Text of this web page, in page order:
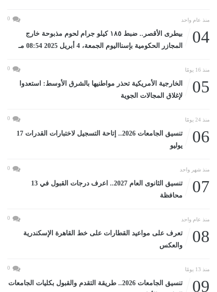
منذ عام واحد 0
04
بيطرى الأقصر.. ضبط ١٨٥ كيلو جرام لحوم مذبوحة خارج
المجازر الحكومية بإسنااليوم الجمعة، 4 أبريل 2025 08:54 مـ
منذ 16 يومًا 0
05
الخارجية الأمريكية تحذر مواطنيها بالشرق الأوسط: استعدوا
لإغلاق المجالات الجوية
منذ 24 يومًا 0
06
تنسيق الجامعات 2026.. إتاحة التسجيل لاختبارات القدرات 17
يوليو
منذ شهر واحد 0
07
تنسيق الثانوى العام 2027.. اعرف درجات القبول في 13
محافظة
منذ عام واحد 0
08
تعرف على مواعيد القطارات على خط القاهرة الإسكندرية
والعكس
منذ 13 يومًا 0
09
تنسيق الجامعات 2026.. طريقة التقدم والقبول بكليات الجامعات